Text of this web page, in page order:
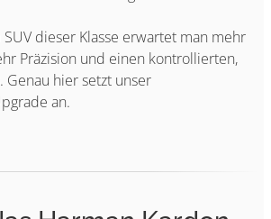
dieser Klasse erwartet man mehr
Präzision und einen kontrollierten,
Genau hier setzt unser
an.